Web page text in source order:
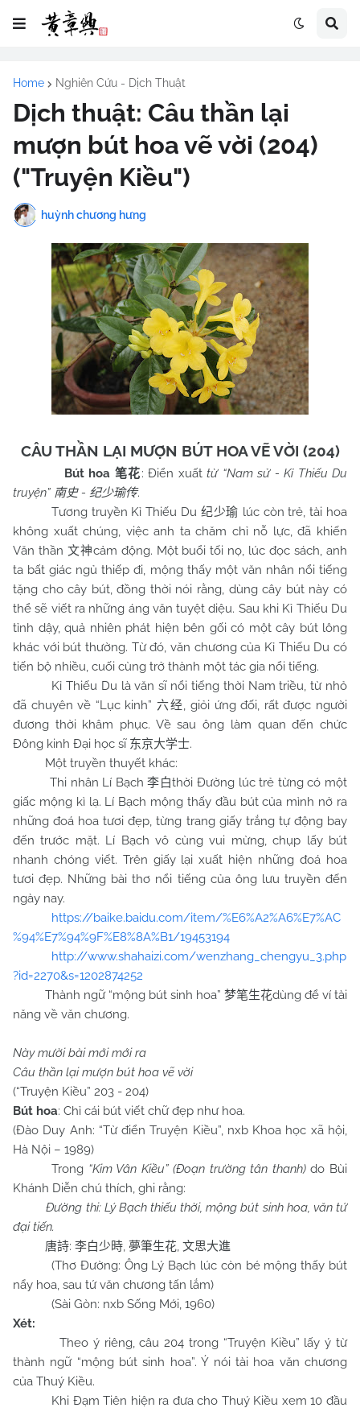
Home Nghiên Cứu - Dịch Thuật
Dịch thuật: Câu thần lại
mượn bút hoa vẽ vời (204)
("Truyện Kiều")
huỳnh chương hưng
CÂU THẦN LẠI MƯỢN BÚT HOA VẼ VỜI (204)
Bút hoa 笔花: Điển xuấttừ “Namsử - Kỉ Thiếu Du
truyện” 南史- 纪少瑜传.
Tương truyền Kỉ Thiếu Du 纪少瑜 lúc còn trẻ, tài hoa
không xuất chúng, việc anh ta chăm chỉ nỗ lực, đã khiến
Văn thần 文神cảm động. Một buổi tối nọ, lúc đọc sách, anh
ta bất giác ngủ thiếp đi, mộng thấy một văn nhân nổi tiếng
tặng cho cây bút, đồng thời nói rằng, dùng cây bút này có
thể sẽ viết ra những áng văn tuyệt diệu. Sau khi Kỉ Thiếu Du
tỉnh dậy, quả nhiên phát hiện bên gối có một cây bút lông
khác với bút thường. Từ đó, văn chương của Kỉ Thiếu Du có
tiến bộ nhiều, cuối cùng trở thành một tác gia nổi tiếng.
Kỉ Thiếu Du là văn sĩ nổi tiếng thời Nam triều, từ nhỏ
đã chuyên về “Lục kinh”六经, giỏi ứng đối, rất được người
đương thời khâm phục. Về sau ông làm quan đến chức
Đông kinh Đại học sĩ 东京大学士.
Một truyền thuyết khác:
Thi nhân Lí Bạch李白thời Đường lúc trẻ từng có một
giấc mộng kì lạ. Lí Bạch mộng thấy đầu bút của mình nở ra
những đoá hoa tươi đẹp, từng trang giấy trắng tự động bay
đến trước mặt. Lí Bạch vô cùng vui mừng, chụp lấy bút
nhanh chóng viết. Trên giấy lại xuất hiện những đoá hoa
tươi đẹp. Những bài thơ nổi tiếng của ông lưu truyền đến
ngày nay.
https://baike.baidu.com/item/%E6%A2%A6%E7%AC
%94%E7%94%9F%E8%8A%B1/19453194
http://www.shahaizi.com/wenzhang_chengyu_3.php
?id=2270&s=1202874252
Thành ngữ “mộng bút sinh hoa” 梦笔生花dùng để ví tài
năng về văn chương.
Này mười bài mới mới ra
Câu thần lại mượn bút hoa vẽ vời
(“Truyện Kiều” 203 - 204)
Bút hoa: Chỉ cái bút viết chữ đẹp như hoa.
(Đào Duy Anh: “Từ điển Truyện Kiều”, nxb Khoa học xã hội,
Hà Nội – 1989)
Trong “Kim Vân Kiều” (Đoạn trường tân thanh)do Bùi
Khánh Diễn chú thích, ghi rằng:
Đường thi: Lý Bạch thiếu thời, mộng bút sinh hoa, văn tứ
đại tiến.
唐詩: 李白少時, 夢筆生花, 文思大進
(Thơ Đường: Ông Lý Bạch lúc còn bé mộng thấy bút
nẩy hoa, sau tứ văn chương tấn lắm)
(Sài Gòn: nxb Sống Mới, 1960)
Xét:
Theo ý riêng, câu 204 trong “Truyện Kiều” lấy ý từ
thành ngữ “mộng bút sinh hoa”. Ý nói tài hoa văn chương
của Thuý Kiều.
Khi Đạm Tiên hiện ra đưa cho Thuý Kiều xem 10 đầu